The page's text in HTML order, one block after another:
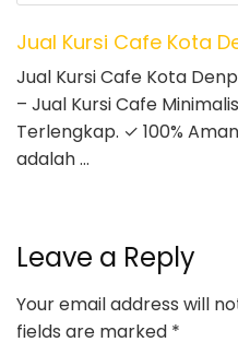
Jual Kursi Cafe Kota
Jual Kursi Cafe Kota
– Jual Kursi Cafe
Terlengkap. ✓ 100%
adalah …
Leave a Reply
Your email address will
fields are marked *